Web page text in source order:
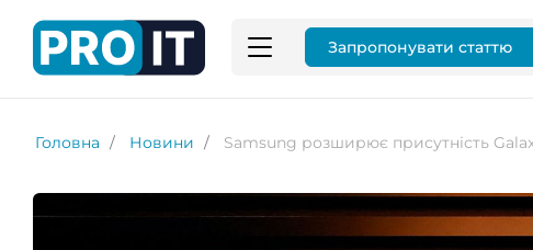
Запропонувати статтю
Головна Новини